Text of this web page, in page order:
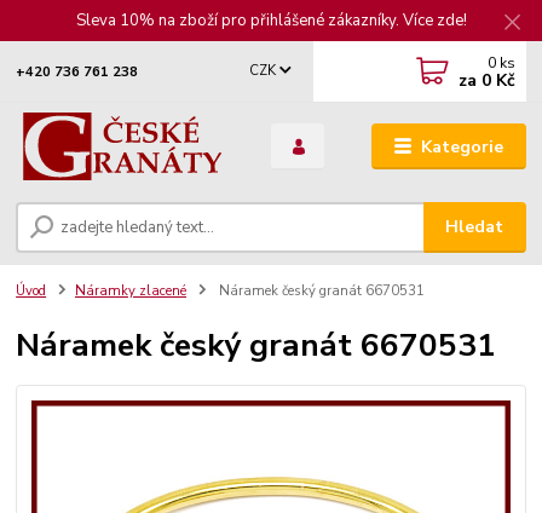
Sleva 10% na zboží pro přihlášené zákazníky. Více zde!
Kategorie
CZK
Hledat
+420 736 761 238 0 ks
za 0 Kč
Úvod Náramky zlacené Náramek český granát 6670531
Náramek český granát 6670531